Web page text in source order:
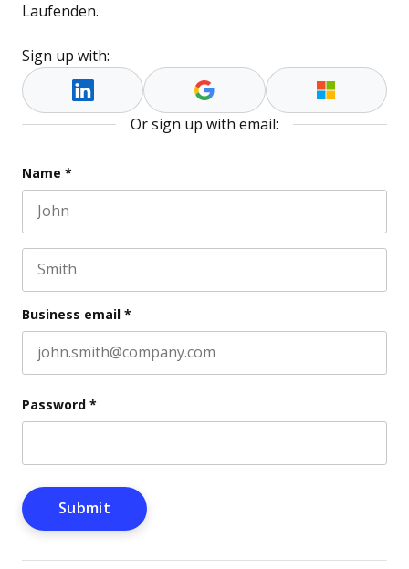
Laufenden.
Sign up with:
Or sign up with email:
Comments
This field is for validation purposes and should be
Name *
Business email *
Password *